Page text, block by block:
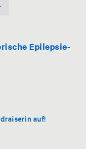
Epilepsie-
auf!